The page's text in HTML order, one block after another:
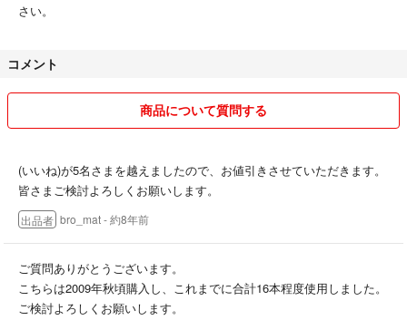
さい。
コメント
商品について質問する
(いいね)が5名さまを越えましたので、お値引きさせていただきます。
皆さまご検討よろしくお願いします。
出品者 bro_mat- 約8年前
ご質問ありがとうございます。
こちらは2009年秋頃購入し、これまでに合計16本程度使用しました。
ご検討よろしくお願いします。